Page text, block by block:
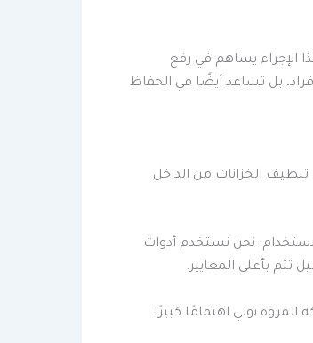
الإجراء يساهم في رفع
بل تساعد أيضًا في الحفاظ
الخزانات من الداخل
نحن نستخدم أدوات
بأعلى المعايير.
نولي اهتمامًا كبيرًا